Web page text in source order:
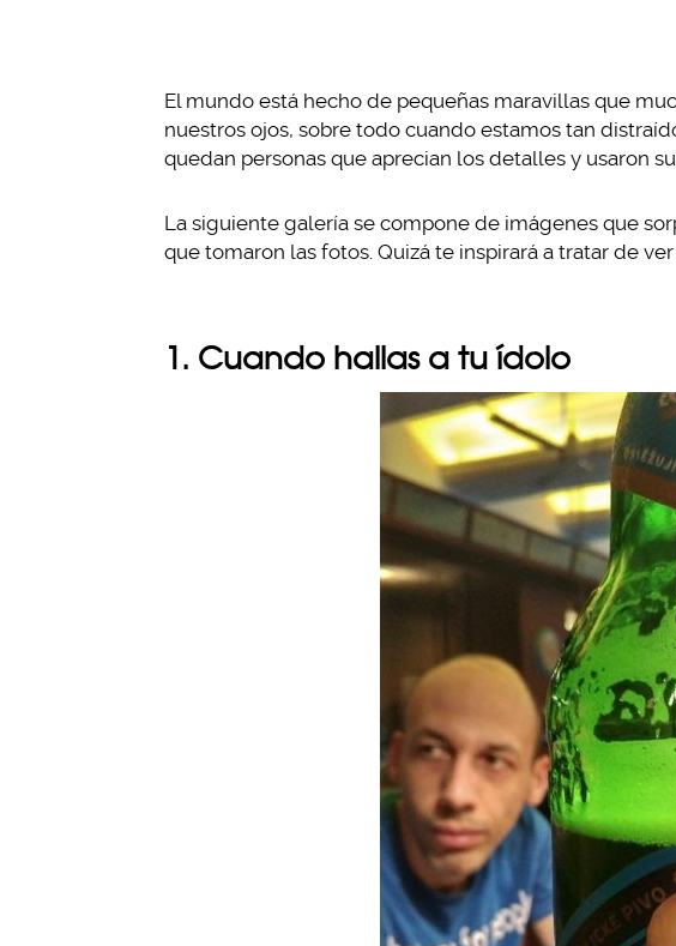
El mundo está hecho de pequeñas maravillas que
nuestros ojos, sobre todo cuando estamos tan
quedan personas que aprecian los detalles y usaron
La siguiente galería se compone de imágenes que
que tomaron las fotos. Quizá te inspirará a tratar de
1. Cuando hallas a tu ídolo